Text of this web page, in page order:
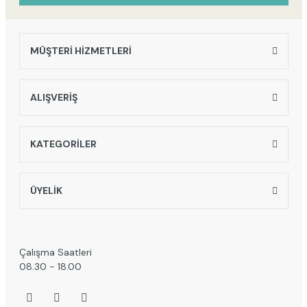
MÜŞTERİ HİZMETLERİ
ALIŞVERİŞ
KATEGORİLER
ÜYELİK
Çalışma Saatleri
08.30 - 18.00